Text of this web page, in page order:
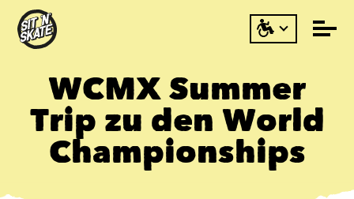
WCMX Summer
Trip zu den World
Championships